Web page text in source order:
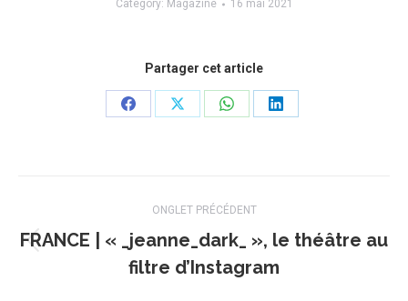
Category: Magazine 16 mai 2021
Partager cet article
Share
Share
Share
Share
de
commentaire
ONGLET PRÉCÉDENT
Onglet
précédent
FRANCE | « _jeanne_dark_ », le théâtre au
filtre d’Instagram